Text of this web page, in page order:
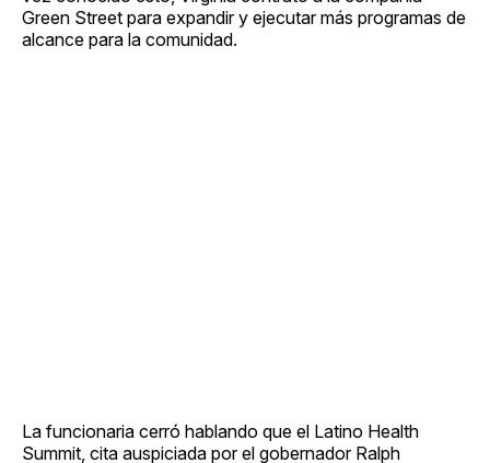
Green Street para expandir y ejecutar más programas de
alcance para la comunidad.
La funcionaria cerró hablando que el Latino Health
Summit, cita auspiciada por el gobernador Ralph